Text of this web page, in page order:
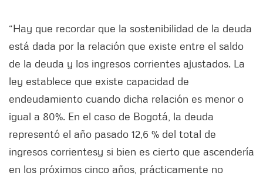
“Hay que recordar que la sostenibilidad de la deuda
está dada por la relación que existe entre el saldo
de la deuda y los ingresos corrientes ajustados. La
ley establece que existe capacidad de
endeudamiento cuando dicha relación es menor o
igual a 80%. En el caso de Bogotá, la deuda
representó el año pasado 12,6 % del total de
ingresos corrientesy si bien es cierto que ascendería
en los próximos cinco años, prácticamente no